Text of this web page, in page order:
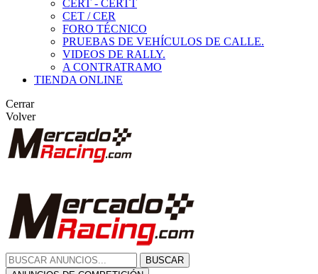
CERT - CERTT
CET / CER
FORO TÉCNICO
PRUEBAS DE VEHÍCULOS DE CALLE.
VIDEOS DE RALLY.
A CONTRATRAMO
TIENDA ONLINE
Cerrar
Volver
BUSCAR
ANUNCIOS DE COMPETICIÓN